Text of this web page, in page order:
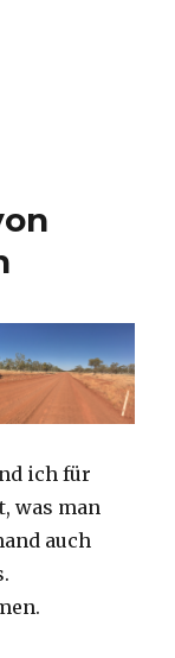
ich für
was man
auch